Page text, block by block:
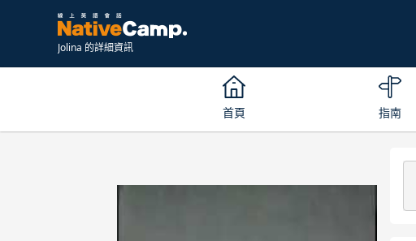
Jolina 的詳細資訊
首頁 指南